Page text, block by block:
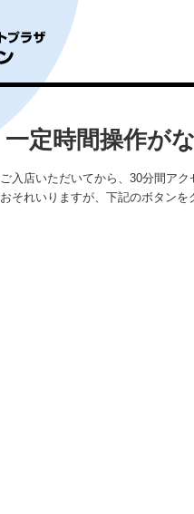
一定時間操作が
ご入店いただいてから、30分間ア
おそれいりますが、下記のボタンを